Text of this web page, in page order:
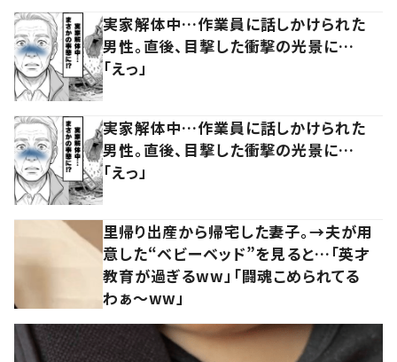
実家解体中…作業員に話しかけられた
男性。直後、目撃した衝撃の光景に…
「えっ」
実家解体中…作業員に話しかけられた
男性。直後、目撃した衝撃の光景に…
「えっ」
里帰り出産から帰宅した妻子。→夫が用
意した“ベビーベッド”を見ると…「英才
教育が過ぎるww」「闘魂こめられてる
わぁ～ww」